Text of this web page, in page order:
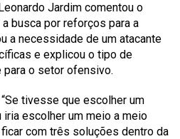
Jardim comentou o
busca por reforços para a
a necessidade de um atacante
e explicou o tipo de
para o setor ofensivo.
tivesse que escolher um
iria escolher um meio a meio
com três soluções dentro da